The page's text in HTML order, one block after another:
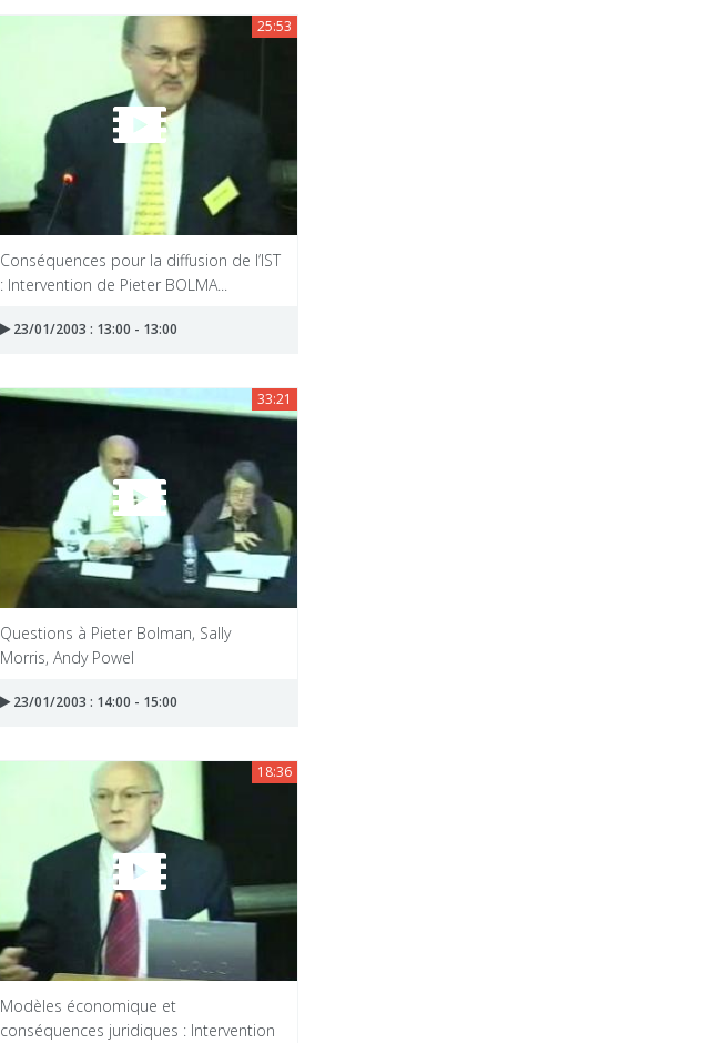
25:53
Conséquences pour la diffusion de l’IST
: Intervention de Pieter BOLMA...
23/01/2003 : 13:00 - 13:00
33:21
Questions à Pieter Bolman, Sally
Morris, Andy Powel
23/01/2003 : 14:00 - 15:00
18:36
Modèles économique et
conséquences juridiques : Intervention